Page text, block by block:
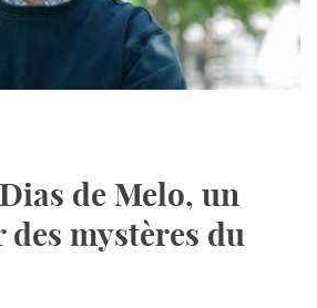
de Melo, un
mystères du